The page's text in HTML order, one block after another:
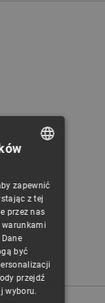
CZECH
ENGLISH
GERMAN
zapewnić
z tej
przez nas
warunkami
być
przejdź
wyboru.